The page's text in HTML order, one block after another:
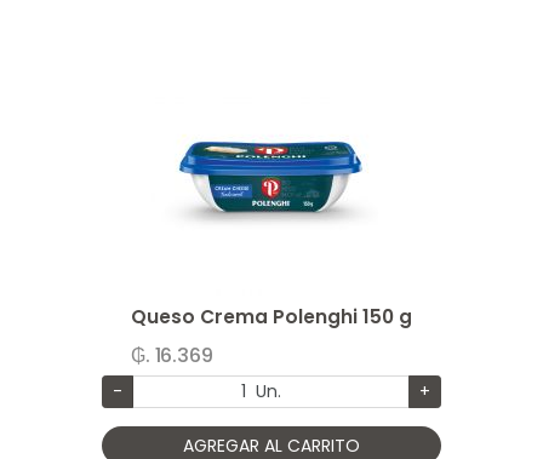
Queso Crema Polenghi 150 g
₲. 16.369
- Un. +
AGREGAR AL CARRITO